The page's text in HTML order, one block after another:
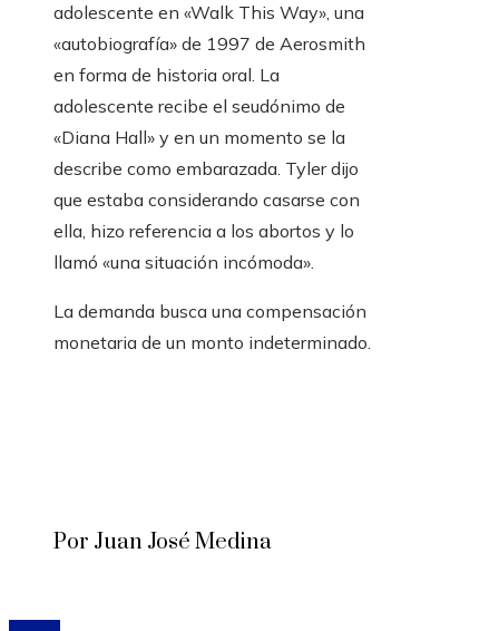
adolescente en «Walk This Way», una
«autobiografía» de 1997 de Aerosmith
en forma de historia oral. La
adolescente recibe el seudónimo de
«Diana Hall» y en un momento se la
describe como embarazada. Tyler dijo
que estaba considerando casarse con
ella, hizo referencia a los abortos y lo
llamó «una situación incómoda».
La demanda busca una compensación
monetaria de un monto indeterminado.
Por Juan José Medina